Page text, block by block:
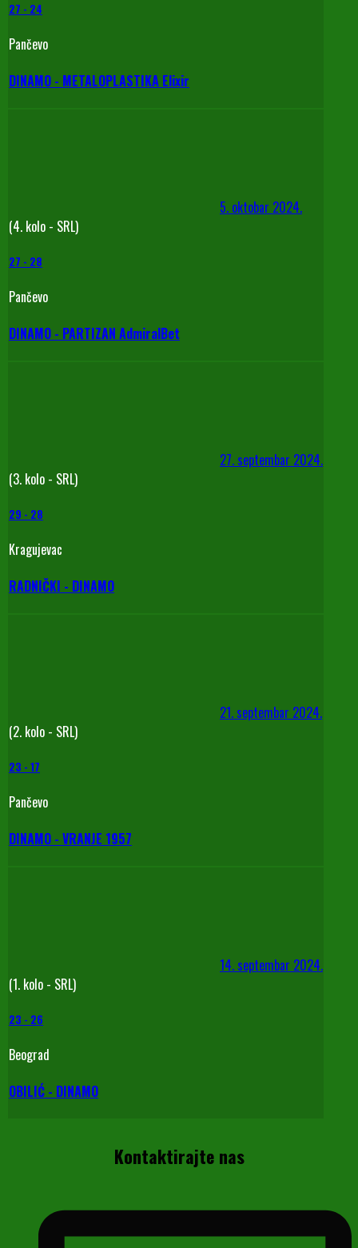
27 - 24
Pančevo
DINAMO - METALOPLASTIKA Elixir
5. oktobar 2024.
(4. kolo - SRL)
27 - 28
Pančevo
DINAMO - PARTIZAN AdmiralBet
27. septembar 2024.
(3. kolo - SRL)
29 - 28
Kragujevac
RADNIČKI - DINAMO
21. septembar 2024.
(2. kolo - SRL)
23 - 17
Pančevo
DINAMO - VRANJE 1957
14. septembar 2024.
(1. kolo - SRL)
23 - 26
Beograd
OBILIĆ - DINAMO
Kontaktirajte nas